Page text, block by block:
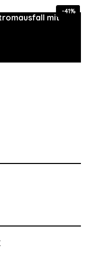
mit
-55%
-4%
-19%
-41%